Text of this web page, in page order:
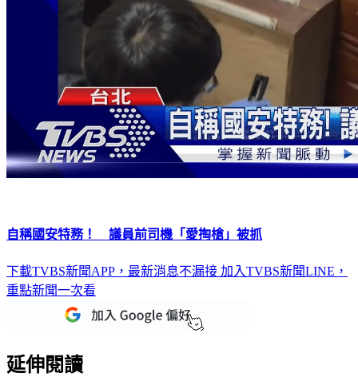
自稱國安特務！ 議員前司機「愛掏槍」被抓
下載TVBS新聞APP，最新消息不漏接 加入TVBS新聞LINE，
重點新聞一次看
延伸閱讀